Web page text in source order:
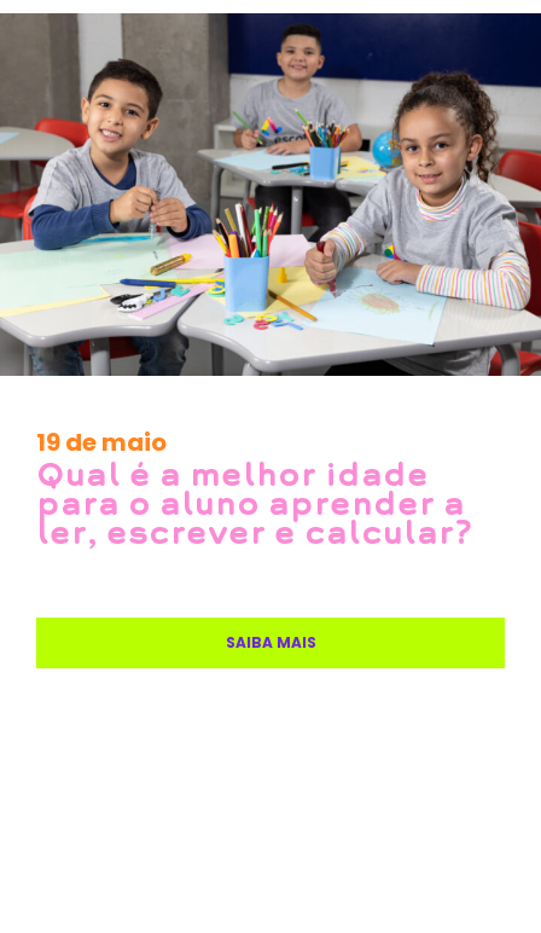
19 de maio
Qual é a melhor idade
para o aluno aprender a
ler, escrever e calcular?
SAIBA MAIS